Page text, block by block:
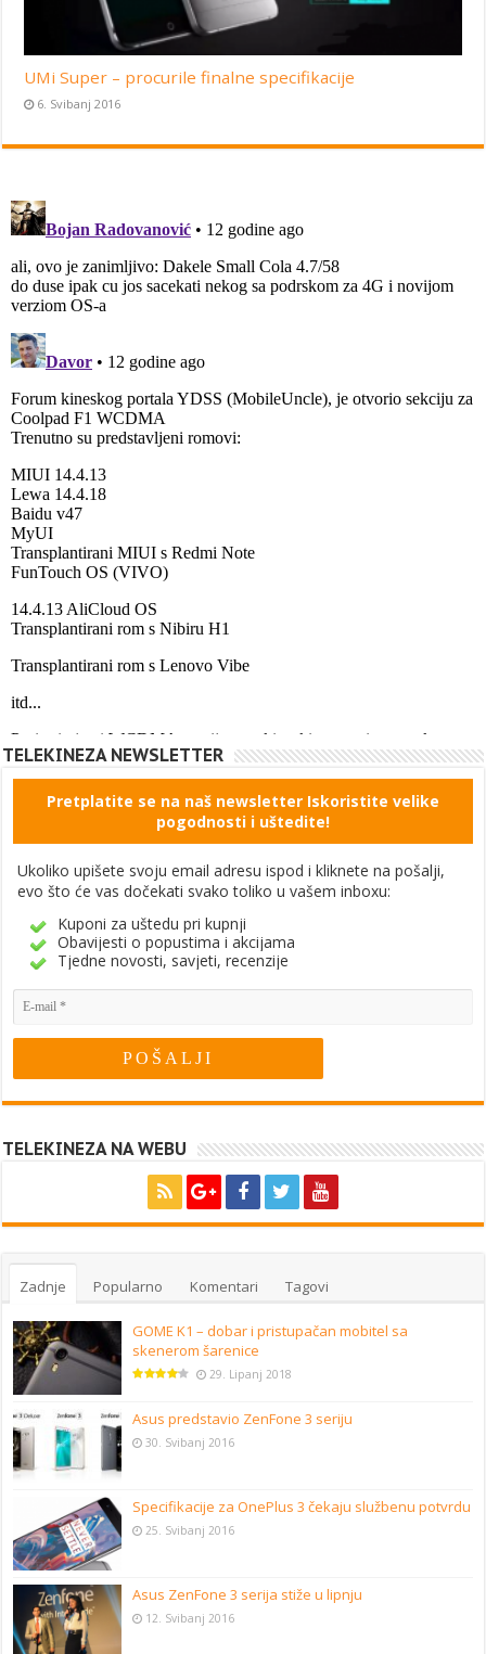
UMi Super – procurile finalne specifikacije
6. Svibanj 2016
TELEKINEZA NEWSLETTER
Pretplatite se na naš newsletter Iskoristite velike
pogodnosti i uštedite!
Ukoliko upišete svoju email adresu ispod i kliknete na pošalji,
evo što će vas dočekati svako toliko u vašem inboxu:
Kuponi za uštedu pri kupnji
Obavijesti o popustima i akcijama
Tjedne novosti, savjeti, recenzije
TELEKINEZA NA WEBU
Zadnje Popularno Komentari Tagovi
GOME K1 – dobar i pristupačan mobitel sa
skenerom šarenice
29. Lipanj 2018
Asus predstavio ZenFone 3 seriju
30. Svibanj 2016
Specifikacije za OnePlus 3 čekaju službenu potvrdu
25. Svibanj 2016
Asus ZenFone 3 serija stiže u lipnju
12. Svibanj 2016